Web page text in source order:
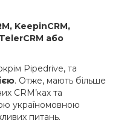
KeepinCRM,
або
Pipedrive, та
. Отже, мають більше
CRM’ках та
україномовною
питань.